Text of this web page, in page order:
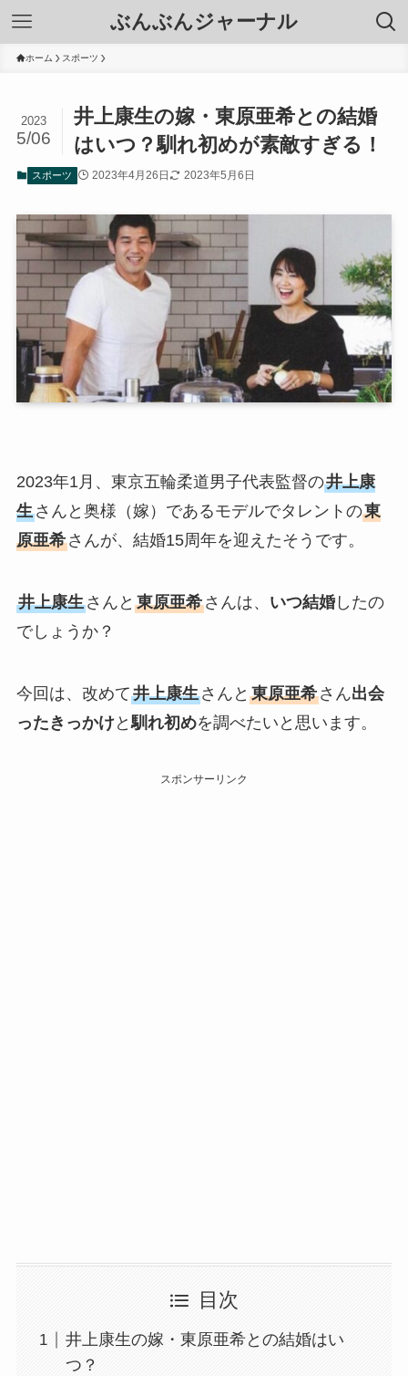
ぶんぶんジャーナル
ホーム スポーツ
井上康生の嫁・東原亜希との結婚
はいつ？馴れ初めが素敵すぎる！
2023
5/06
スポーツ 2023年4月26日 2023年5月6日
2023年1月、東京五輪柔道男子代表監督の井上康
生さんと奥様（嫁）であるモデルでタレントの東
原亜希さんが、結婚15周年を迎えたそうです。
井上康生さんと 東原亜希さんは、 いつ結婚したの
でしょうか？
今回は、改めて井上康生さんと 東原亜希さん出会
ったきっかけと馴れ初めを調べたいと思います。
スポンサーリンク
目次
井上康生の嫁・東原亜希との結婚はい
つ？